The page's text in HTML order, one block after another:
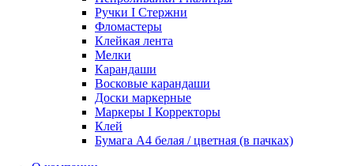
Ручки I Стержни
Фломастеры
Клейкая лента
Мелки
Карандаши
Восковые карандаши
Доски маркерные
Маркеры I Корректоры
Клей
Бумага А4 белая / цветная (в пачках)